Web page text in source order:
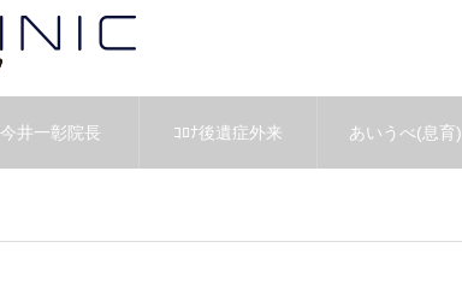
今井一彰院長 ｺﾛﾅ後遺症外来 あいうべ(息育)